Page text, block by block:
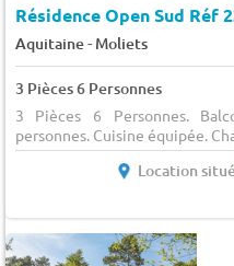
Résidence Open Sud Réf
Aquitaine- Moliets
3 Pièces 6 Personnes
3 Pièces 6 Personnes.
personnes. Cuisine équipée.
Location